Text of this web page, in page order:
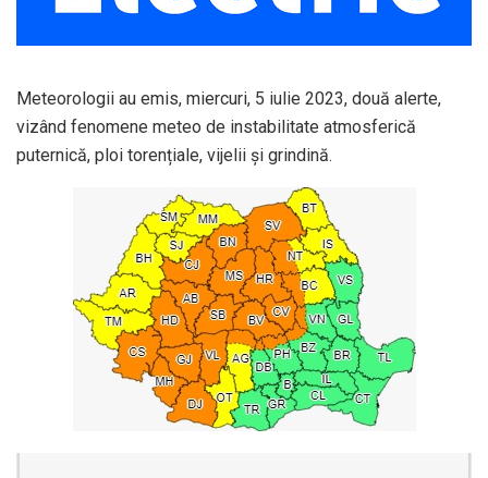
Meteorologii au emis, miercuri, 5 iulie 2023, două alerte,
vizând fenomene meteo de instabilitate atmosferică
puternică, ploi torențiale, vijelii și grindină.